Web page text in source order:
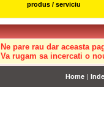
produs / serviciu
Ne pare rau dar aceasta
Va rugam sa incercati o
Home |